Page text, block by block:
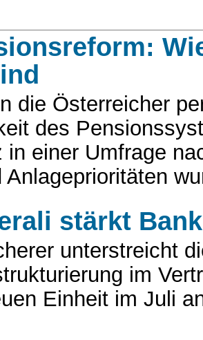
die Österreicher
des
in einer Umfrage
Anlageprioritäten
stärkt
unterstreicht
im
Einheit im Juli